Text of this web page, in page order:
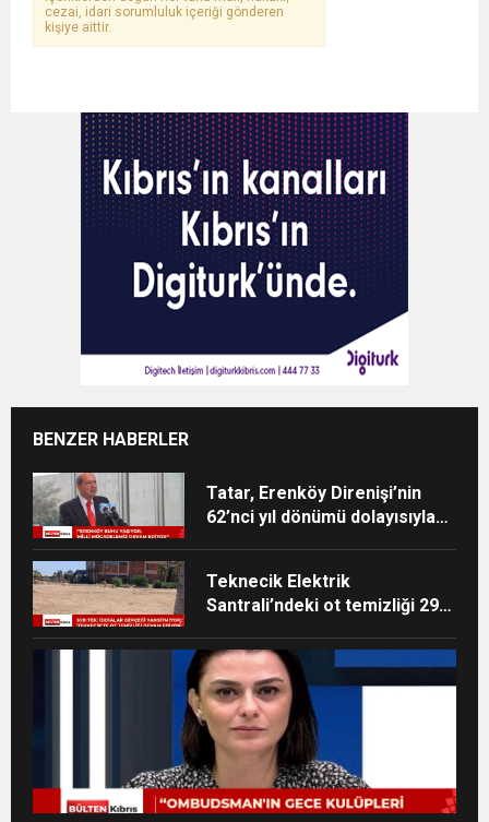
cezai, idari sorumluluk içeriği gönderen
kişiye aittir.
BENZER HABERLER
Tatar, Erenköy Direnişi’nin
62’nci yıl dönümü dolayısıyla
Teknecik Elektrik
Santrali’ndeki ot temizliği 29
ediyor